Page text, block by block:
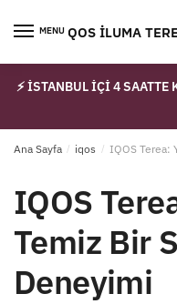
MENUIQOS İLUMA
⚡ İSTANBUL İÇİ 4
Ana Sayfa / iqos / IQOS Terea:
IQOS
Temiz Bir
Deneyimi